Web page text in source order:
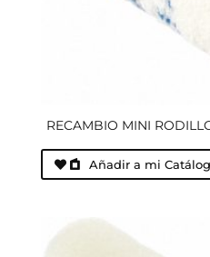
RECAMBIO MINI
Añadir a mi